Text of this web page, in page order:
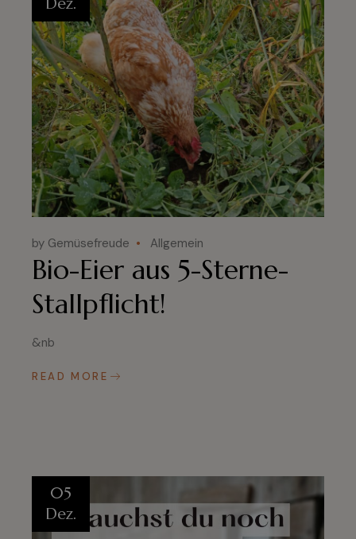
by Gemüsefreude Allgemein
Bio-Eier aus 5-Sterne-
Stallpflicht!
&nb
READ MORE
05
Dez.